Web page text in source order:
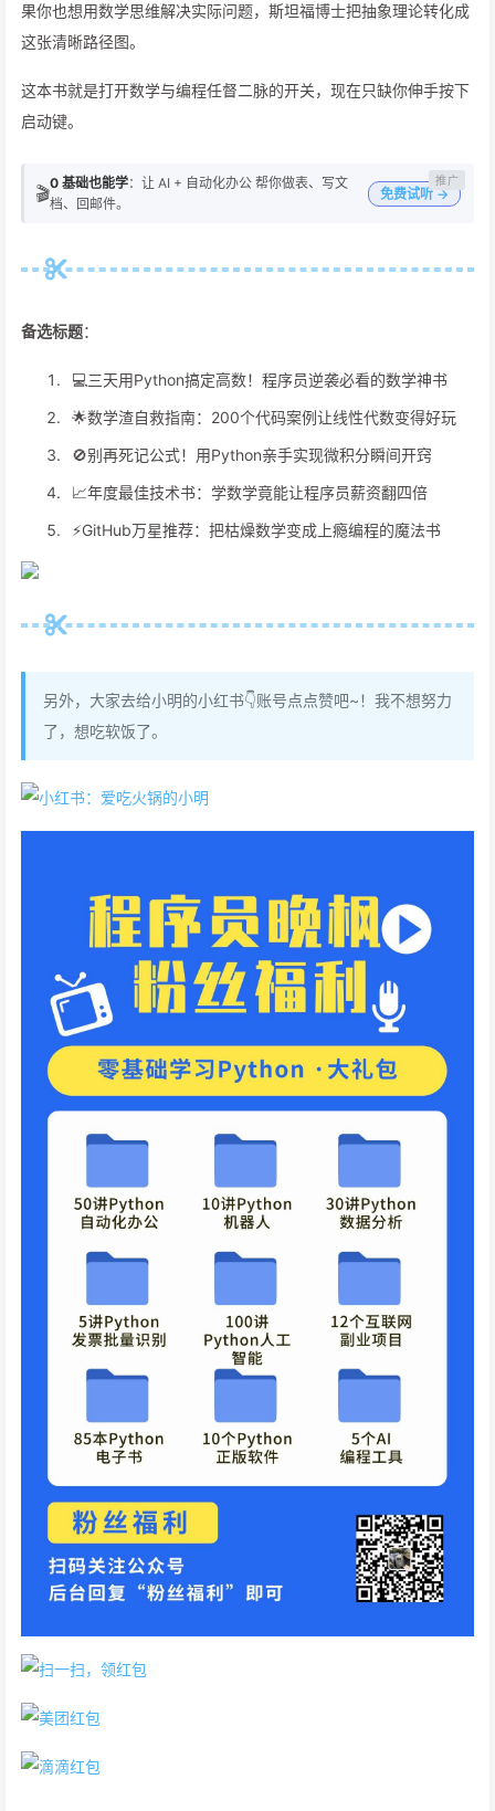
果你也想用数学思维解决实际问题，斯坦福博士把抽象理论转化成
这张清晰路径图。
这本书就是打开数学与编程任督二脉的开关，现在只缺你伸手按下
启动键。
🎬0 基础也能学：让 AI + 自动化办公 帮你做表、写文
档、回邮件。
免费试听 →
备选标题：
💻三天用Python搞定高数！程序员逆袭必看的数学神书
🌟数学渣自救指南：200个代码案例让线性代数变得好玩
🚫别再死记公式！用Python亲手实现微积分瞬间开窍
📈年度最佳技术书：学数学竟能让程序员薪资翻四倍
⚡️GitHub万星推荐：把枯燥数学变成上瘾编程的魔法书
另外，大家去给小明的小红书👇账号点点赞吧~！我不想努力
了，想吃软饭了。